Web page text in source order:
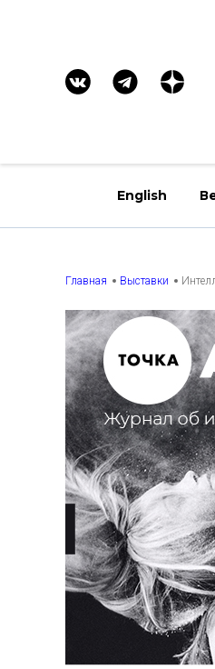
English
Главная Выставки